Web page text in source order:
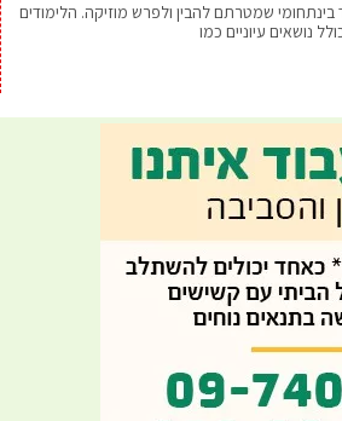
בינתחומי שמטרתם להבין ולפרש מוזיקה. הלימודים
נושאים עיוניים כמו